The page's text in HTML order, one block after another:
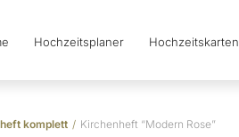
Hochzeitsplaner Hochzeitskarten
komplett / Kirchenheft “Modern Rose”